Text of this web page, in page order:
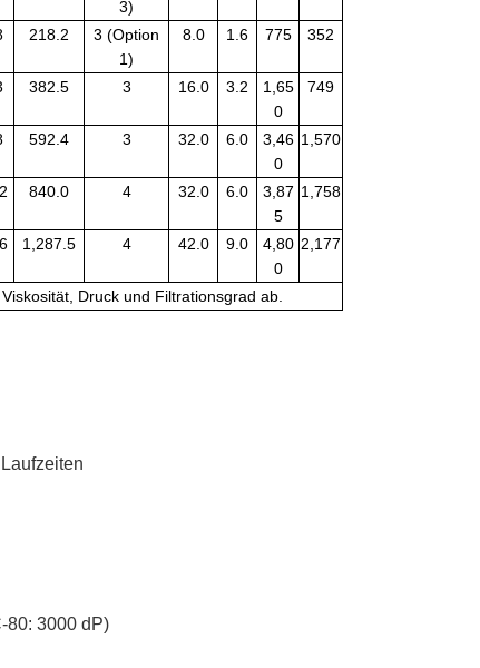
3)
218.2
3 (Option
1)
8.0 1.6 775 352
382.5 3 16.0 3.2
1,65
0
749
592.4 3 32.0 6.0
3,46
0
1,570
840.0 4 32.0 6.0
3,87
5
1,758
1,287.5 4 42.0 9.0
4,80
0
2,177
Druck und Filtrationsgrad ab.
80: 3000 dP)